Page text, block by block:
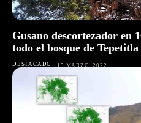
Gusano descortezador en
todo el bosque de Tepetitla
DESTACADO 15 MARZO, 2022